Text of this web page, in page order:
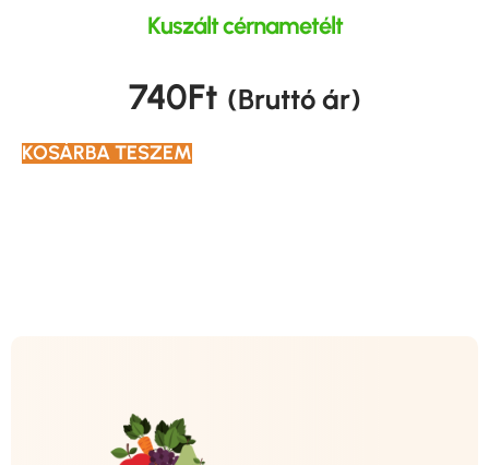
Kuszált cérnametélt
740Ft (Bruttó ár)
KOSÁRBA TESZEM